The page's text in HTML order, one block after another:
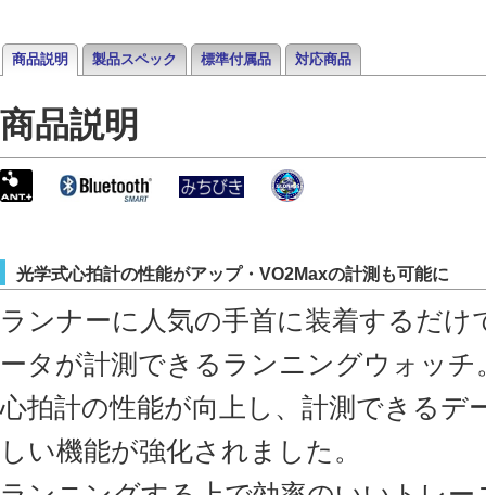
商品説明 製品スペック 標準付属品 対応商品
商品説明
光学式心拍計の性能がアップ・VO2Maxの計測も可能に
ランナーに人気の手首に装着するだけ
ータが計測できるランニングウォッチ
心拍計の性能が向上し、計測できるデ
しい機能が強化されました。